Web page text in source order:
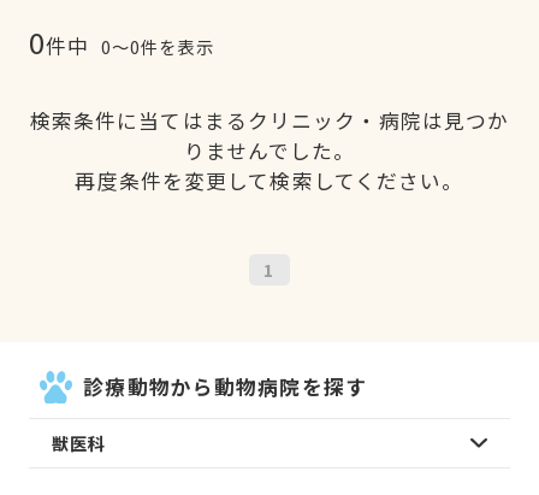
0件中 0〜0件を表示
検索条件に当てはまるクリニック・病院は見つか
りませんでした。
再度条件を変更して検索してください。
1
診療動物から動物病院を探す
獣医科